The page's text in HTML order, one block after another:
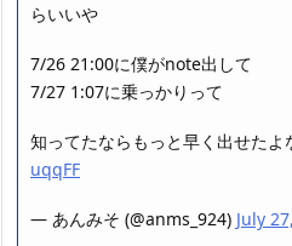
らいいや
7/26 21:00に僕がnote出して
7/27 1:07に乗っかりって
知ってたならもっと早く出せたよ
uqqFF
— あんみそ (@anms_924) July